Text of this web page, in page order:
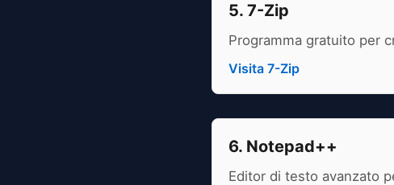
5. 7-Zip
Programma gratuito per
Visita 7-Zip
6. Notepad++
Editor di testo avanzato